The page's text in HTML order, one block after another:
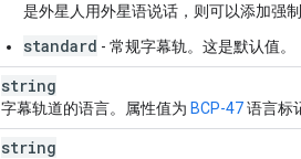
是外星人用外星语说话，则可以添加强
standard - 常规字幕轨。这是默认值。
string
字幕轨道的语言。属性值为 BCP-47语言标
string